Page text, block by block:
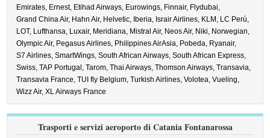
Emirates, Ernest, Etihad Airways, Eurowings, Finnair, Flydubai,
Grand China Air, Hahn Air, Helvetic, Iberia, Israir Airlines, KLM, LC Perú,
LOT, Lufthansa, Luxair, Meridiana, Mistral Air, Neos Air, Niki, Norwegian,
Olympic Air, Pegasus Airlines, Philippines AirAsia, Pobeda, Ryanair,
S7 Airlines,SmartWings,South African Airways,South African Express,
Swiss,TAP Portugal,Tarom,Thai Airways,Thomson Airways,Transavia,
Transavia France,TUI fly Belgium,Turkish Airlines,Volotea,Vueling,
Wizz Air,XL Airways France
Trasporti e servizi aeroporto di Catania Fontanarossa